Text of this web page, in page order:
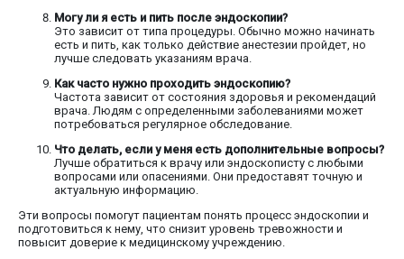
Могу ли я есть и пить после эндоскопии?
Это зависит от типа процедуры. Обычно можно начинать
есть и пить, как только действие анестезии пройдет, но
лучше следовать указаниям врача.
Как часто нужно проходить эндоскопию?
Частота зависит от состояния здоровья и рекомендаций
врача. Людям с определенными заболеваниями может
потребоваться регулярное обследование.
Что делать, если у меня есть дополнительные вопросы?
Лучше обратиться к врачу или эндоскописту с любыми
вопросами или опасениями. Они предоставят точную и
актуальную информацию.
Эти вопросы помогут пациентам понять процесс эндоскопии и
подготовиться к нему, что снизит уровень тревожности и
повысит доверие к медицинскому учреждению.